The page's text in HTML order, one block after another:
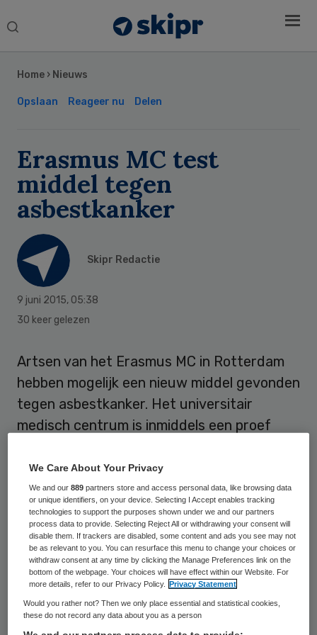
Search
Home › Nieuws
Opslaan Reageer nu Delen
Erasmus MC test
middel tegen
asbestkanker
Skipr Redactie
9 juni 2015, 05:38
30 keer gelezen
Artsen van het Erasmus MC in Rotterdam
hebben mogelijk een nieuw middel gevonden
tegen asbestkanker. Het universitair
medisch centrum is inmiddels een proef
het Erasmus MC op zijn site bekend.
De eerste inspuitingen bij de proefpersonen
zijn al toegediend. Het proefmiddel bestaat
uit ‘getrainde’ dendritische cellen die de
eigen afweer moeten helpen bij het
opruimen van de kankercellen in het lichaam.
Dendritische cellen zijn onderdeel van het
immuunsysteem en controleren het lichaam
Sidebar
We Care About Your Privacy
We and our889 partners store and access personal data, like browsing data
or unique identifiers, on your device. Selecting I Accept enables tracking
technologies to support the purposes shown under we and our partners
process data to provide. Selecting Reject All or withdrawing your consent will
disable them. If trackers are disabled, some content and ads you see may not
be as relevant to you. You can resurface this menu to change your choices or
withdraw consent at any time by clicking the Manage Preferences link on the
bottom of the webpage. Your choices will have effect within our Website. For
more details, refer to our Privacy Policy.
Privacy Statement
Would you rather not? Then we only place essential and statistical cookies,
these do not record any data about you as a person